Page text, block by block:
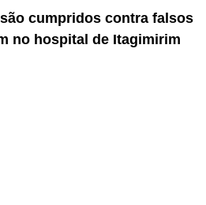
cumpridos contra falsos
no hospital de Itagimirim